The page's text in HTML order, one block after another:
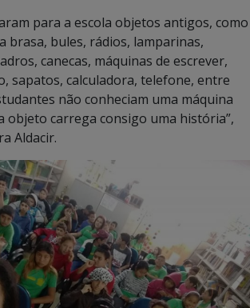
para a escola objetos antigos, como
brasa, bules, rádios, lamparinas,
canecas, máquinas de escrever,
sapatos, calculadora, telefone, entre
não conheciam uma máquina
objeto carrega consigo uma história”,
Aldacir.